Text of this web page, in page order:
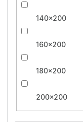
140x200
160x200
180x200
200x200